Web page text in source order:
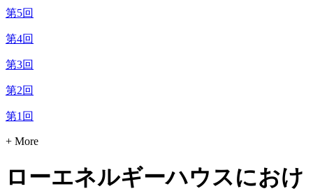
第5回
第4回
第3回
第2回
第1回
+ More
ローエネルギーハウスにおけ